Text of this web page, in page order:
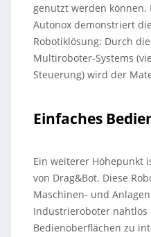
genutzt werden können.
Autonox demonstriert
Robotiklösung: Durch
Multiroboter-Systems
Steuerung) wird der
Einfaches
Ein weiterer Höhepunkt
von Drag&Bot. Diese
Maschinen- und
Industrieroboter nahtlos
Bedienoberflächen zu